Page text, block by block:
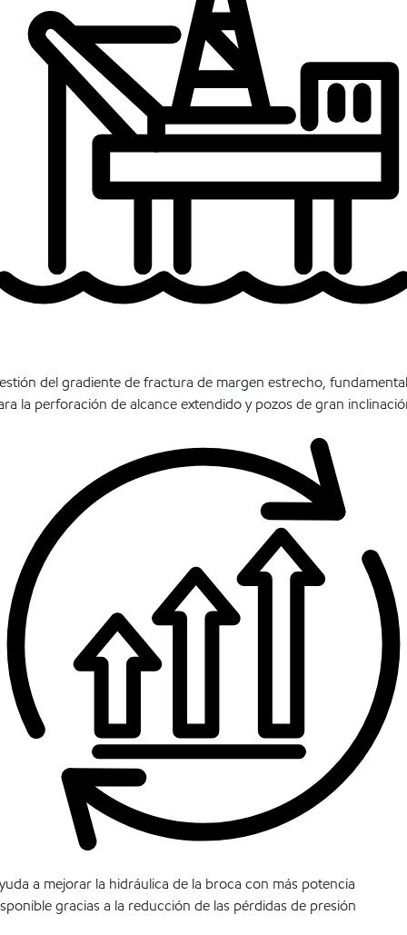
del gradiente de fractura de margen estrecho, fundamental
la perforación de alcance extendido y pozos de gran
a mejorar la hidráulica de la broca con más potencia
gracias a la reducción de las pérdidas de presión